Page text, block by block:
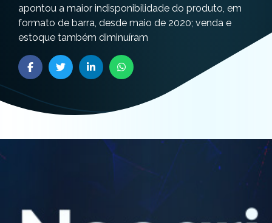
apontou a maior indisponibilidade do produto, em
formato de barra, desde maio de 2020; venda e
estoque também diminuíram